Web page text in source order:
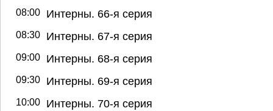
08:00 Интерны. 66-я серия
08:30 Интерны. 67-я серия
09:00 Интерны. 68-я серия
09:30 Интерны. 69-я серия
10:00 Интерны. 70-я серия